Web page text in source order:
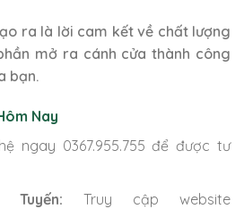
ra là lời cam kết về chất lượng
mở ra cánh cửa thành công
bạn.
Nay
ngay 0367.955.755 để được tư
Truy cập website